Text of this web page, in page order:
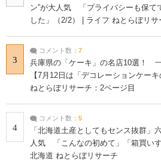
ン”が大人気 「プライバシーも保て
した」（2/2） | ライフ ねとらぼリサ
3
コメント数： 7
兵庫県の「ケーキ」の名店10選！
【7月12日は「デコレーションケー
ねとらぼリサーチ：2ページ目
4
コメント数： 5
「北海道土産としてもセンス抜群」
人気 「こんなの初めて」「箱買い
北海道 ねとらぼリサーチ